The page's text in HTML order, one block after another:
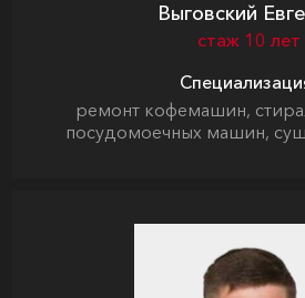
Выговский
стаж 10 лет
ремонт кофемашин,
посудомоечных машин,